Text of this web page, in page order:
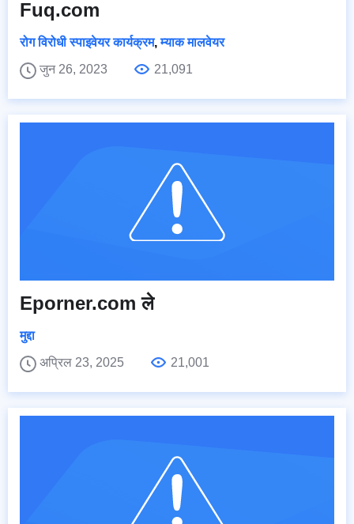
Fuq.com
रोग विरोधी स्पाइवेयर कार्यक्रम,म्याक मालवेयर
जुन 26, 2023
21,091
Eporner.com ले
मुद्दा
अप्रिल 23, 2025
21,001